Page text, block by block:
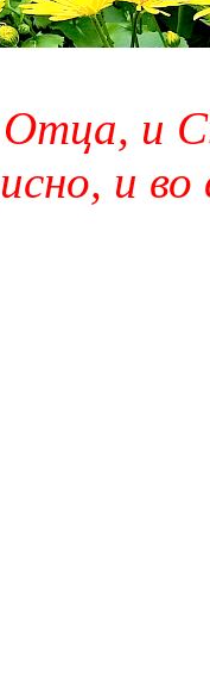
Отца, и
и во